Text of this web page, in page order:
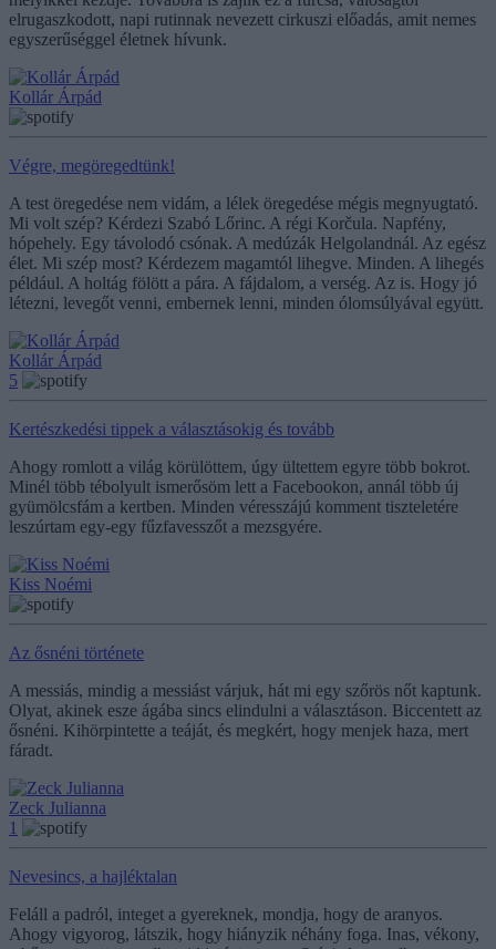
elrugaszkodott, napi rutinnak nevezett cirkuszi előadás, amit nemes
egyszerűséggel életnek hívunk.
Kollár Árpád
Végre, megöregedtünk!
A test öregedése nem vidám, a lélek öregedése mégis megnyugtató.
Mi volt szép? Kérdezi Szabó Lőrinc. A régi Korčula. Napfény,
hópehely. Egy távolodó csónak. A medúzák Helgolandnál. Az egész
élet. Mi szép most? Kérdezem magamtól lihegve. Minden. A lihegés
például. A holtág fölött a pára. A fájdalom, a verség. Az is. Hogy jó
létezni, levegőt venni, embernek lenni, minden ólomsúlyával együtt.
Kollár Árpád
5
Kertészkedési tippek a választásokig és tovább
Ahogy romlott a világ körülöttem, úgy ültettem egyre több bokrot.
Minél több tébolyult ismerősöm lett a Facebookon, annál több új
gyümölcsfám a kertben. Minden véresszájú komment tiszteletére
leszúrtam egy-egy fűzfavesszőt a mezsgyére.
Kiss Noémi
Az ősnéni története
A messiás, mindig a messiást várjuk, hát mi egy szőrös nőt kaptunk.
Olyat, akinek esze ágába sincs elindulni a választáson. Biccentett az
ősnéni. Kihörpintette a teáját, és megkért, hogy menjek haza, mert
fáradt.
Zeck Julianna
1
Nevesincs, a hajléktalan
Feláll a padról, integet a gyereknek, mondja, hogy de aranyos.
Ahogy vigyorog, látszik, hogy hiányzik néhány foga. Inas, vékony,